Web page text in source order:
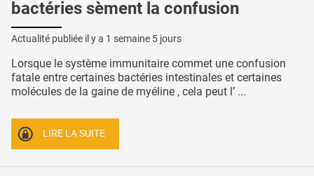
bactéries sèment la confusion
Actualité publiée il y a 1 semaine 5 jours
Lorsque le système immunitaire commet une confusion
fatale entre certaines bactéries intestinales et certaines
molécules de la gaine de myéline , cela peut l’ ...
LIRE LA SUITE